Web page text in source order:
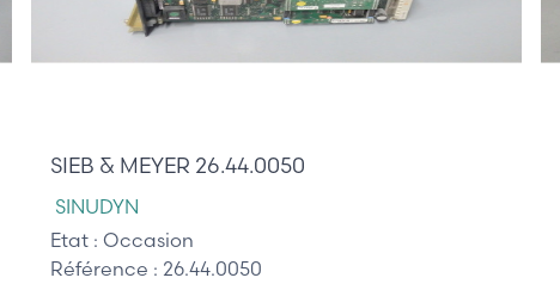
SIEB & MEYER 26.44.0050
SINUDYN
Etat : Occasion
Référence : 26.44.0050